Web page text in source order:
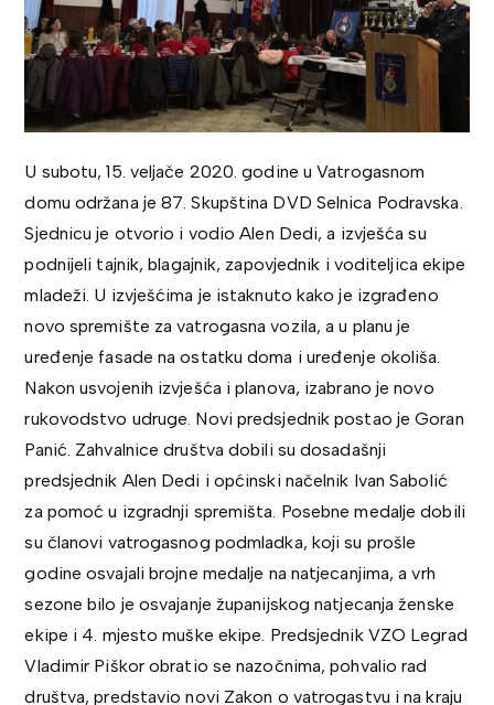
U subotu, 15. veljače 2020. godine u Vatrogasnom
domu održana je 87. Skupština DVD Selnica Podravska.
Sjednicu je otvorio i vodio Alen Dedi, a izvješća su
podnijeli tajnik, blagajnik, zapovjednik i voditeljica ekipe
mladeži. U izvješćima je istaknuto kako je izgrađeno
novo spremište za vatrogasna vozila, a u planu je
uređenje fasade na ostatku doma i uređenje okoliša.
Nakon usvojenih izvješća i planova, izabrano je novo
rukovodstvo udruge. Novi predsjednik postao je Goran
Panić. Zahvalnice društva dobili su dosadašnji
predsjednik Alen Dedi i općinski načelnik Ivan Sabolić
za pomoć u izgradnji spremišta. Posebne medalje dobili
su članovi vatrogasnog podmladka, koji su prošle
godine osvajali brojne medalje na natjecanjima, a vrh
sezone bilo je osvajanje županijskog natjecanja ženske
ekipe i 4. mjesto muške ekipe. Predsjednik VZO Legrad
Vladimir Piškor obratio se nazočnima, pohvalio rad
društva, predstavio novi Zakon o vatrogastvu i na kraju